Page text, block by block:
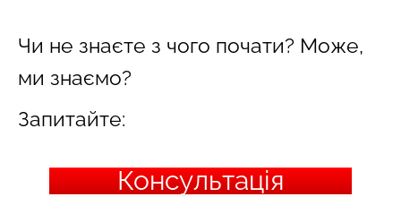
Чи не знаєте з чого почати? Може,
ми знаємо?
Запитайте:
Консультація